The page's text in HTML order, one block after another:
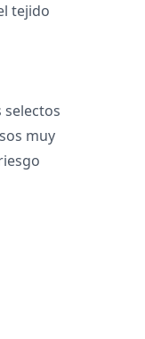
tejido
selectos
muy